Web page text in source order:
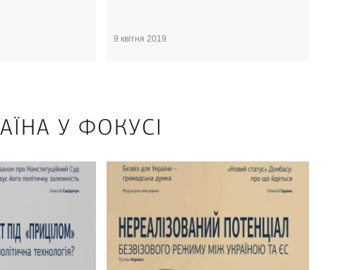
9 квітня 2019
У ФОКУСІ